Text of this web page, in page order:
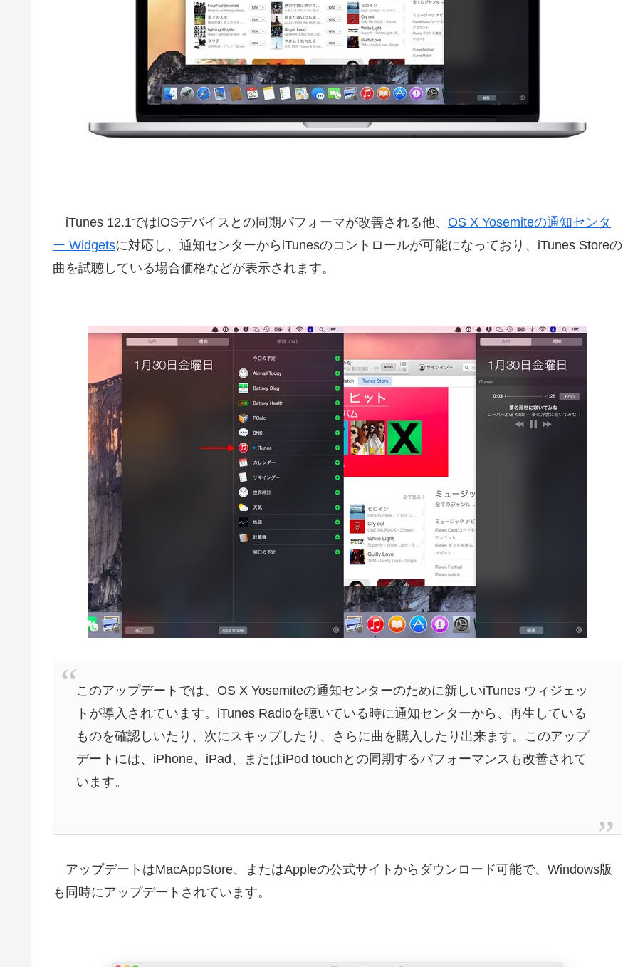
iTunes 12.1ではiOSデバイスとの同期パフォーマが改善される他、 OS X Yosemiteの通知センタ
ー Widgetsに対応し、通知センターからiTunesのコントロールが可能になっており、iTunes Storeの
曲を試聴している場合価格などが表示されます。
このアップデートでは、OS X Yosemiteの通知センターのために新しいiTunes ウィジェッ
トが導入されています。iTunes Radioを聴いている時に通知センターから、再生している
ものを確認しいたり、次にスキップしたり、さらに曲を購入したり出来ます。このアップ
デートには、iPhone、iPad、またはiPod touchとの同期するパフォーマンスも改善されて
います。
アップデートはMacAppStore、またはAppleの公式サイトからダウンロード可能で、Windows版
も同時にアップデートされています。